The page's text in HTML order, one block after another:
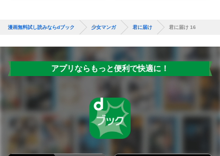
漫画無料試し読みならdブック 少女マンガ 君に届け 君に届け 16
アプリならもっと便利で快適に！